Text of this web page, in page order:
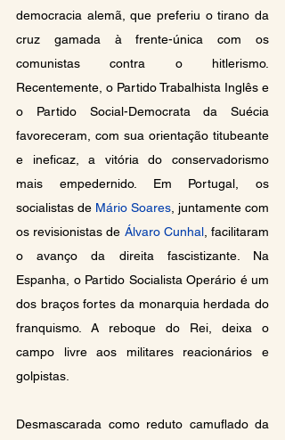
democracia alemã, que preferiu o tirano da
cruz gamada à frente-única com os
comunistas contra o hitlerismo.
Recentemente, o Partido Trabalhista Inglês e
o Partido Social-Democrata da Suécia
favoreceram, com sua orientação titubeante
e ineficaz, a vitória do conservadorismo
mais empedernido. Em Portugal, os
socialistas de Mário Soares , juntamente com
os revisionistas de Álvaro Cunhal, facilitaram
o avanço da direita fascistizante. Na
Espanha, o Partido Socialista Operário é um
dos braços fortes da monarquia herdada do
franquismo. A reboque do Rei, deixa o
campo livre aos militares reacionários e
golpistas.
Desmascarada como reduto camuflado da